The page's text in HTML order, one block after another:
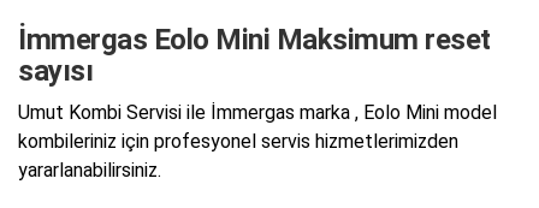
İmmergas Eolo Mini Maksimum reset
sayısı
Umut Kombi Servisi ile İmmergas marka , Eolo Mini model
kombileriniz için profesyonel servis hizmetlerimizden
yararlanabilirsiniz.